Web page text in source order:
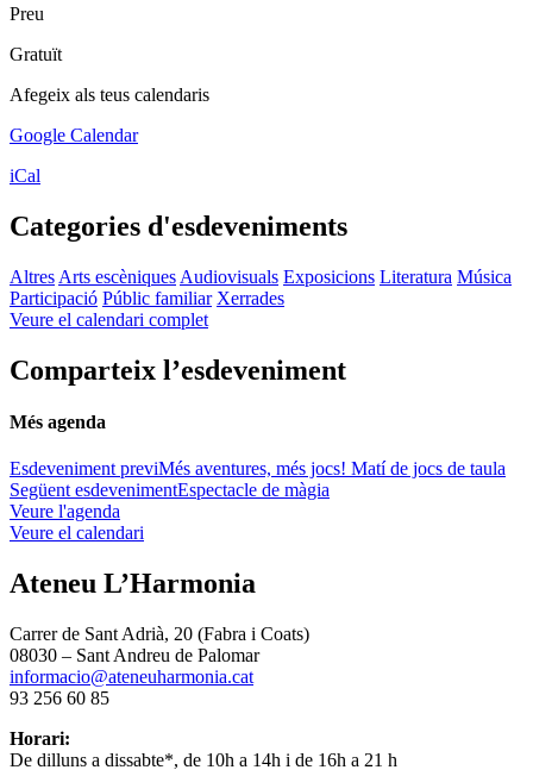
Preu
Gratuït
Afegeix als teus calendaris
Google Calendar
iCal
Categories d'esdeveniments
Altres Arts escèniques Audiovisuals Exposicions Literatura Música
Participació Públic familiar Xerrades
Veure el calendari complet
Comparteix l’esdeveniment
Més agenda
Esdeveniment previMés aventures, més jocs! Matí de jocs de taula
Següent esdevenimentEspectacle de màgia
Veure l'agenda
Veure el calendari
Ateneu L’Harmonia
Carrer de Sant Adrià, 20 (Fabra i Coats)
08030 – Sant Andreu de Palomar
informacio@ateneuharmonia.cat
93 256 60 85
Horari:
De dilluns a dissabte*, de 10h a 14h i de 16h a 21 h